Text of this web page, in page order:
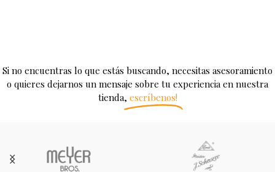
Si no encuentras lo que estás buscando, necesitas asesoramiento
o quieres dejarnos un mensaje sobre tu experiencia en nuestra
tienda, escríbenos!